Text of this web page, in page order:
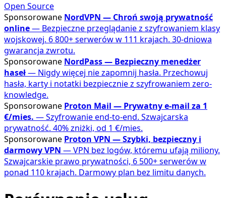
Open Source
Sponsorowane NordVPN — Chroń swoją prywatność
online— Bezpieczne przeglądanie z szyfrowaniem klasy
wojskowej. 6 800+ serwerów w 111 krajach. 30-dniowa
gwarancja zwrotu.
Sponsorowane NordPass — Bezpieczny menedżer
haseł— Nigdy więcej nie zapomnij hasła. Przechowuj
hasła, karty i notatki bezpiecznie z szyfrowaniem zero-
knowledge.
Sponsorowane Proton Mail — Prywatny e-mail za 1
€/mies. — Szyfrowanie end-to-end. Szwajcarska
prywatność. 40% zniżki, od 1 €/mies.
Sponsorowane Proton VPN — Szybki, bezpieczny i
darmowy VPN — VPN bez logów, któremu ufają miliony.
Szwajcarskie prawo prywatności, 6 500+ serwerów w
ponad 110 krajach. Darmowy plan bez limitu danych.